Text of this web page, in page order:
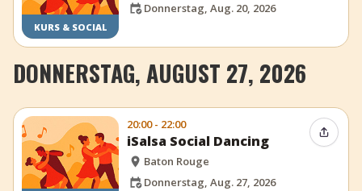
KURS & SOCIAL
Donnerstag, Aug. 20, 2026
DONNERSTAG, AUGUST 27, 2026
20:00 - 22:00
iSalsa Social Dancing
Baton Rouge
Donnerstag, Aug. 27, 2026
Event